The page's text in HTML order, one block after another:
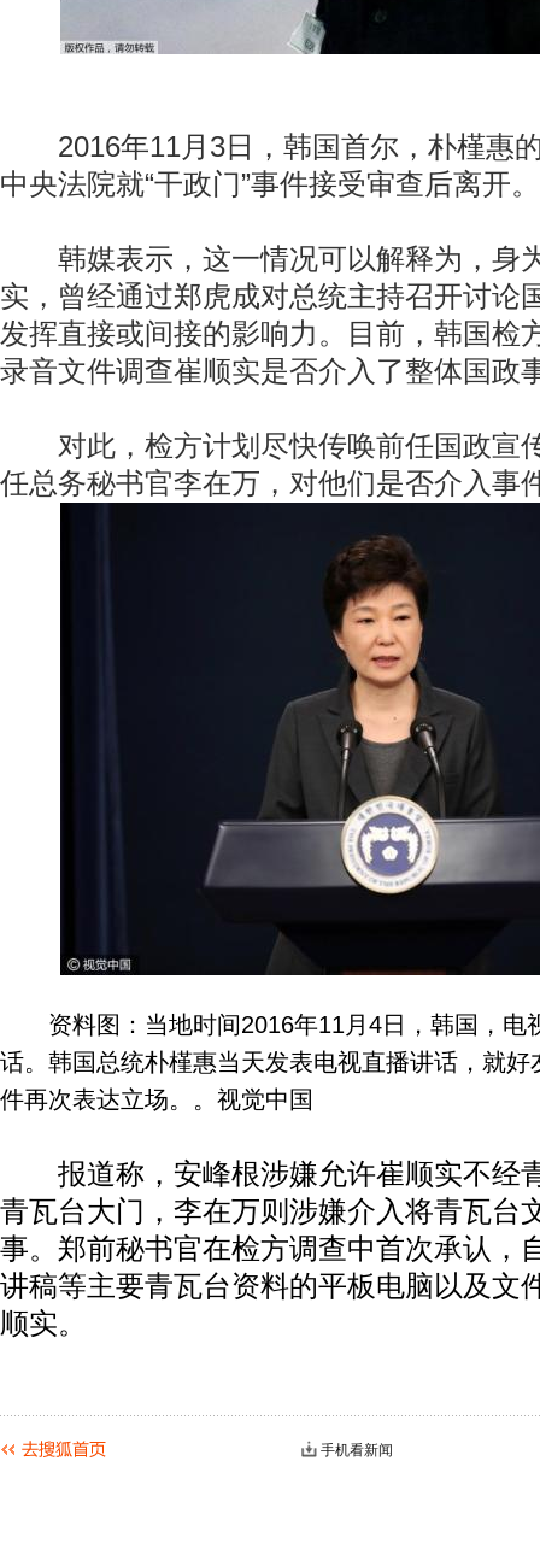
2016年11月3日，韩国首尔，朴槿惠
中央法院就“干政门”事件接受审查后离开。
韩媒表示，这一情况可以解释为，身
实，曾经通过郑虎成对总统主持召开讨论
发挥直接或间接的影响力。目前，韩国检
录音文件调查崔顺实是否介入了整体国政
对此，检方计划尽快传唤前任国政宣
任总务秘书官李在万，对他们是否介入事
资料图：当地时间2016年11月4日，韩国，电
话。韩国总统朴槿惠当天发表电视直播讲话，就好
件再次表达立场。。视觉中国
报道称，安峰根涉嫌允许崔顺实不经
青瓦台大门，李在万则涉嫌介入将青瓦台
事。郑前秘书官在检方调查中首次承认，
讲稿等主要青瓦台资料的平板电脑以及文
顺实。
手机看新闻
动物系恋人啊 | 钟欣潼体验爱情哲学